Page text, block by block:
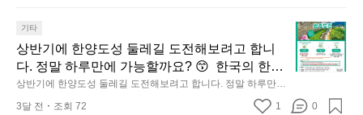
히
고
4.
듬
이
번
브
드
용
해
자
애
S
(O
u
t
f
받
았
어
^
기타
상반기에 한양도성 둘레길 도전해보려고 합니
다. 정말 하루만에 가능할까요? 😙  한국의 한양
도성소개:  한양의 수도성곽(Capital Fortification
s of Hanyang)은 조선 왕조의 수도 한양을 방어
상반기에 한양도성 둘레길 도전해보려고 합니다. 정말 하루만에
가능할까요? 😙  한국의 한양도성소개:  한양의 수도성곽(Capit
al Fortifications of Hanyang)은 조선 왕조의 수도 한양을 방어하
상
반
기
한
3달 전 조회 72 1 0